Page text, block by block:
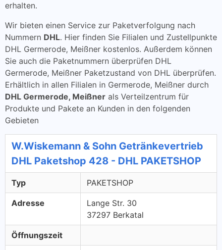
erhalten.
Wir bieten einen Service zur Paketverfolgung nach
Nummern DHL. Hier finden Sie Filialen und Zustellpunkte
DHL Germerode, Meißner kostenlos. Außerdem können
Sie auch die Paketnummern überprüfen DHL
Germerode, Meißner Paketzustand von DHL überprüfen.
Erhältlich in allen Filialen in Germerode, Meißner durch
DHL Germerode, Meißner als Verteilzentrum für
Produkte und Pakete an Kunden in den folgenden
Gebieten
W.Wiskemann & Sohn Getränkevertrieb
DHL Paketshop 428 - DHL PAKETSHOP
Typ PAKETSHOP
Adresse
Lange Str. 30
37297 Berkatal
Öffnungszeit